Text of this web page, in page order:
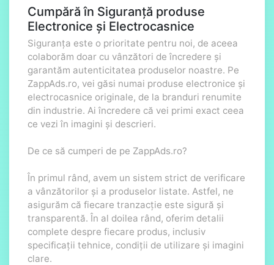
Cumpără în Siguranță produse
Electronice și Electrocasnice
Siguranța este o prioritate pentru noi, de aceea
colaborăm doar cu vânzători de încredere și
garantăm autenticitatea produselor noastre. Pe
ZappAds.ro, vei găsi numai produse electronice și
electrocasnice originale, de la branduri renumite
din industrie. Ai încredere că vei primi exact ceea
ce vezi în imagini și descrieri.
De ce să cumperi de pe ZappAds.ro?
În primul rând, avem un sistem strict de verificare
a vânzătorilor și a produselor listate. Astfel, ne
asigurăm că fiecare tranzacție este sigură și
transparentă. În al doilea rând, oferim detalii
complete despre fiecare produs, inclusiv
specificații tehnice, condiții de utilizare și imagini
clare.